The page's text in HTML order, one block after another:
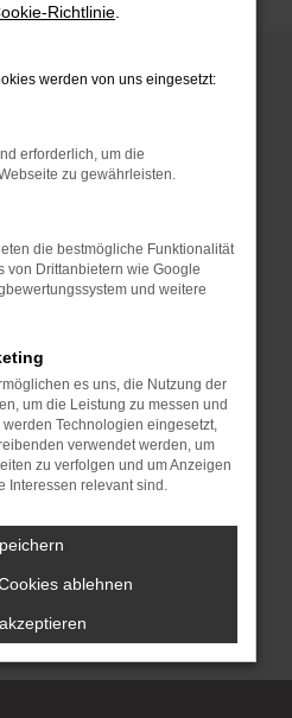
GmbH
an, wir stehen Ihnen gerne
Uhr
0
Richtlinie
werden von uns eingesetzt:
erforderlich, um die
zu gewährleisten.
die bestmögliche Funktionalität
von Drittanbietern wie Google
und weitere
es uns, die Nutzung der
um die Leistung zu messen und
Technologien eingesetzt,
verwendet werden, um
zu verfolgen und um Anzeigen
Interessen relevant sind.
ablehnen